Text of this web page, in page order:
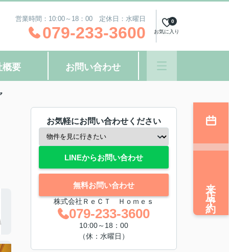
営業時間：10:00～18：00 定休日：水曜日
079-233-3600 お気に入り
0
概要 お問い合わせ
お気軽にお問い合わせください
LINEからお問い合わせ
無料お問い合わせ
株式会社ＲｅＣＴ Ｈｏｍｅｓ
079-233-3600
10:00～18：00
（休：水曜日）
来店予約